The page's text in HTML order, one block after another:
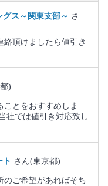
グス～関東支部～ さ
絡頂けましたら値引き
)
とをおすすめしま
社では値引き対応致し
ト さん(東京都)
のご希望があればそち